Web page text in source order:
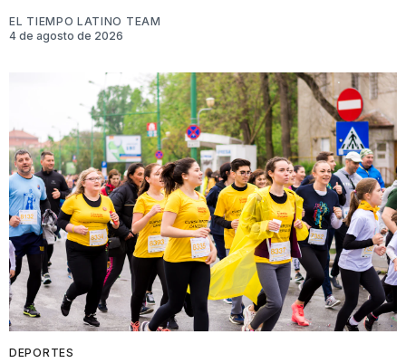
EL TIEMPO LATINO TEAM
4 de agosto de 2026
DEPORTES